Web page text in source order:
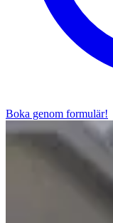
Boka genom formulär!